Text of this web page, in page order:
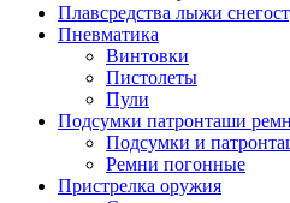
Плавсредства лыжи
Пневматика
Винтовки
Пистолеты
Пули
Подсумки патронташи
Подсумки и
Ремни погонные
Пристрелка оружия